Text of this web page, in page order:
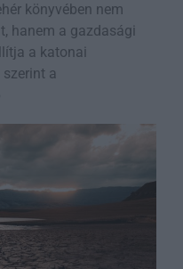
könyvében nem
hanem a gazdasági
a katonai
a